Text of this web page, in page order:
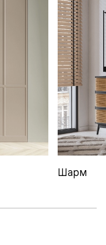
Шарм